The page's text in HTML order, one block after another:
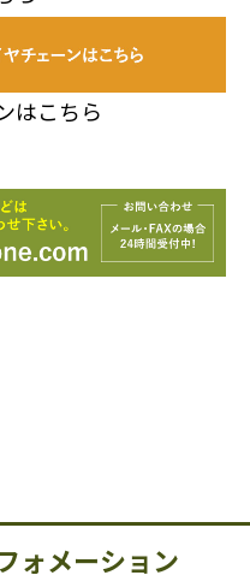
はこちら
ォメーション